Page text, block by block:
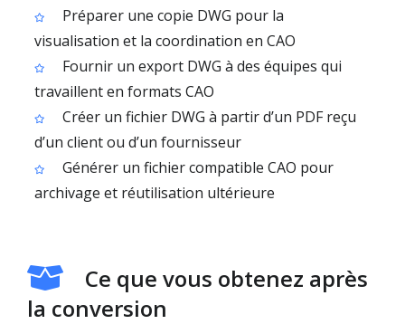
Préparer une copie DWG pour la
visualisation et la coordination en CAO
Fournir un export DWG à des équipes qui
travaillent en formats CAO
Créer un fichier DWG à partir d’un PDF reçu
d’un client ou d’un fournisseur
Générer un fichier compatible CAO pour
archivage et réutilisation ultérieure
Ce que vous obtenez après
la conversion